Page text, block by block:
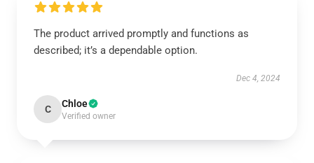
The product arrived promptly and functions as
described; it’s a dependable option.
Dec 4, 2024
C Chloe
Verified owner